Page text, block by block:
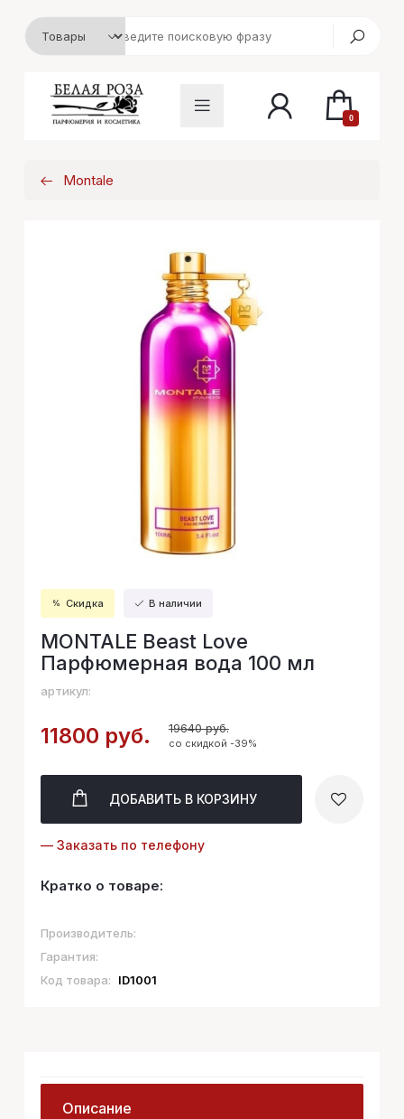
0
Montale
Скидка В наличии
MONTALE Beast Love
Парфюмерная вода 100 мл
артикул:
11800 руб. 19640 руб.
со скидкой -39%
ДОБАВИТЬ В КОРЗИНУ
— Заказать по телефону
Кратко о товаре:
Производитель:
Гарантия:
Код товара:
ID1001
Описание